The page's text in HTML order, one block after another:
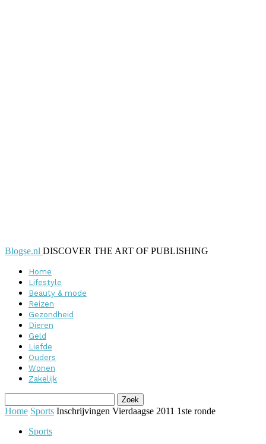
Blogse.nl DISCOVER THE ART OF PUBLISHING
Home
Lifestyle
Beauty & mode
Reizen
Gezondheid
Dieren
Geld
Liefde
Ouders
Wonen
Zakelijk
Home Sports Inschrijvingen Vierdaagse 2011 1ste ronde
Sports